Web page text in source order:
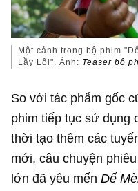
Một cảnh trong bộ phim
Lầy Lội". Ảnh: Teaser bộ
So với tác phẩm gốc
phim tiếp tục sử dụng
thời tạo thêm các
mới, câu chuyện
lớn đã yêu mếnDế